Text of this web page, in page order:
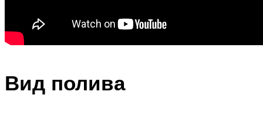
Вид полива